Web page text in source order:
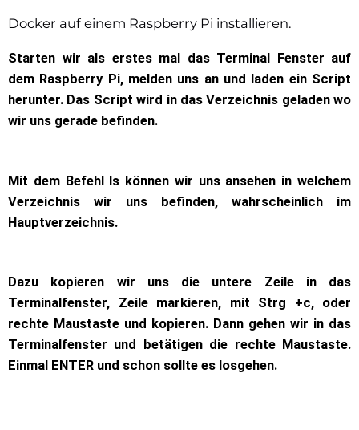
Docker auf einem Raspberry Pi installieren.
Starten wir als erstes mal das Terminal Fenster auf
dem Raspberry Pi, melden uns an und laden ein Script
herunter. Das Script wird in das Verzeichnis geladen wo
wir uns gerade befinden.
Mit dem Befehl ls können wir uns ansehen in welchem
Verzeichnis wir uns befinden, wahrscheinlich im
Hauptverzeichnis.
Dazu kopieren wir uns die untere Zeile in das
Terminalfenster, Zeile markieren, mit Strg +c, oder
rechte Maustaste und kopieren. Dann gehen wir in das
Terminalfenster und betätigen die rechte Maustaste.
Einmal ENTER und schon sollte es losgehen.